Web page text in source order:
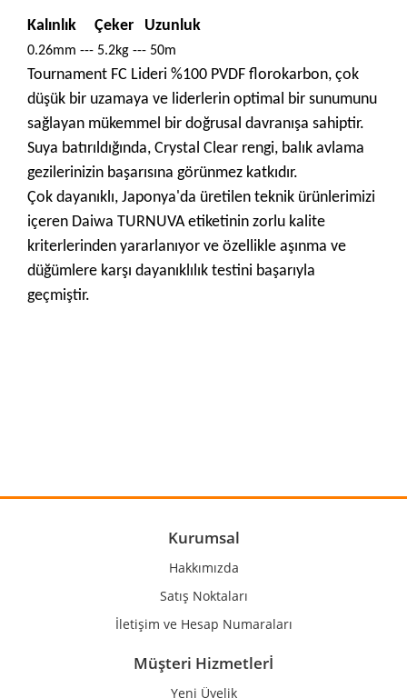
Kalınlık
Çeker Uzunluk
0.26mm --- 5.2kg --- 50m
Tournament FC Lideri %100 PVDF florokarbon, çok
düşük bir uzamaya ve liderlerin optimal bir sunumunu
sağlayan mükemmel bir doğrusal davranışa sahiptir.
Suya batırıldığında, Crystal Clear rengi, balık avlama
gezilerinizin başarısına görünmez katkıdır.
Çok dayanıklı, Japonya'da üretilen teknik ürünlerimizi
içeren Daiwa TURNUVA etiketinin zorlu kalite
kriterlerinden yararlanıyor ve özellikle aşınma ve
düğümlere karşı dayanıklılık testini başarıyla
geçmiştir.
Ürün açıklamasında eksik bilgiler bulunuyor.
Ürün bilgilerinde hatalar bulunuyor.
Kurumsal
Hakkımızda
Satış Noktaları
İletişim ve Hesap Numaraları
Müşteri Hizmetlerİ
Yeni Üyelik